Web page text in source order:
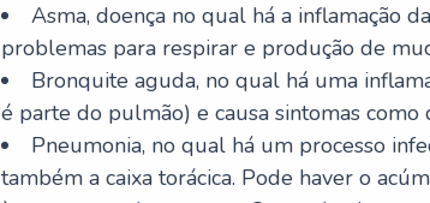
Asma, doença no qual há a inflamação
problemas para respirar e produção de
Bronquite aguda, no qual há uma
é parte do pulmão) e causa sintomas como
Pneumonia, no qual há um processo
também a caixa torácica. Pode haver o